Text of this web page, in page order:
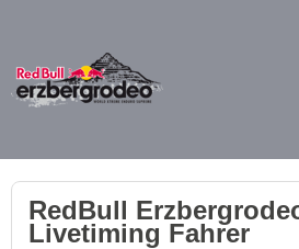
RedBull
Livetiming Fahrer